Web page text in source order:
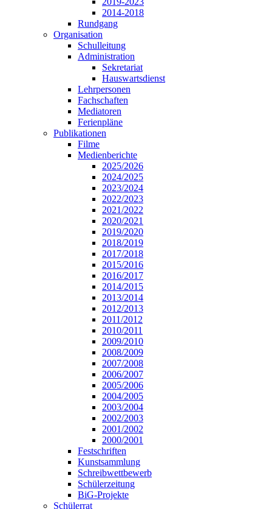
2014-2018
Rundgang
Organisation
Schulleitung
Administration
Sekretariat
Hauswartsdienst
Lehrpersonen
Fachschaften
Mediatoren
Ferienpläne
Publikationen
Filme
Medienberichte
2025/2026
2024/2025
2023/2024
2022/2023
2021/2022
2020/2021
2019/2020
2018/2019
2017/2018
2015/2016
2016/2017
2014/2015
2013/2014
2012/2013
2011/2012
2010/2011
2009/2010
2008/2009
2007/2008
2006/2007
2005/2006
2004/2005
2003/2004
2002/2003
2001/2002
2000/2001
Festschriften
Kunstsammlung
Schreibwettbewerb
Schülerzeitung
BiG-Projekte
Schülerrat